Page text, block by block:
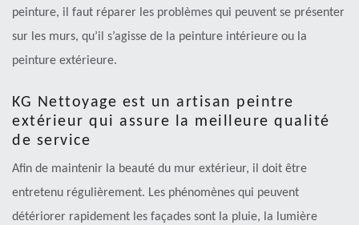
peinture, il faut réparer les problèmes qui peuvent se présenter
sur les murs, qu’il s’agisse de la peinture intérieure ou la
peinture extérieure.
KG Nettoyage est un artisan peintre
extérieur qui assure la meilleure qualité
de service
Afin de maintenir la beauté du mur extérieur, il doit être
entretenu régulièrement. Les phénomènes qui peuvent
détériorer rapidement les façades sont la pluie, la lumière